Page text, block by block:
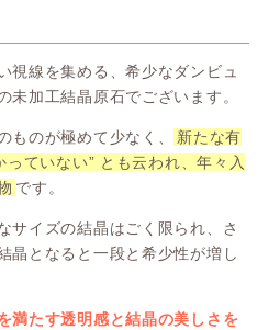
視線を集める、希少なダンビュ
未加工結晶原石でございます。
ものが極めて少なく、
新たな有
ていない” とも云われ、年々入
です。
サイズの結晶はごく限られ、さ
晶となると一段と希少性が増し
満たす透明感と結晶の美しさを